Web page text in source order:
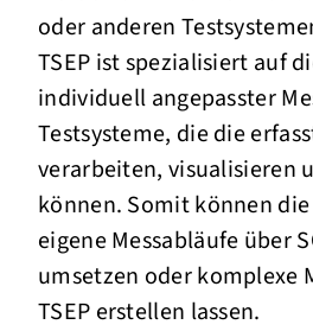
oder anderen
TSEP ist spezialisiert auf
individuell angepasster
Testsysteme, die die
verarbeiten, visualisieren
können. Somit können
eigene Messabläufe über
umsetzen oder komplexe
TSEP erstellen lassen.